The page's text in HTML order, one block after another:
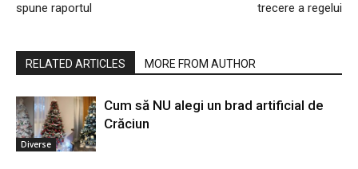
spune raportul
trecere a regelui
RELATED ARTICLES MORE FROM AUTHOR
Diverse
Cum să NU alegi un brad artificial de
Crăciun